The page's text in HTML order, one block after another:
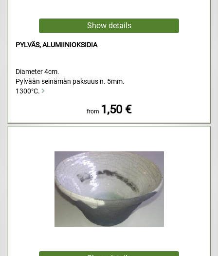
PYLVÄS, ALUMIINIOKSIDIA
Diameter 4cm.
Pylvään seinämän paksuus n. 5mm.
1300°C.
from 1,50 €